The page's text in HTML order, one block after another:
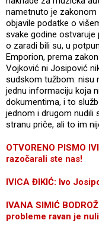
nametnuto je zakonom
objavile podatke o
svake godine
o zaradi bili su, u
Emporion, prema
Vojković ni Josipović
sudskom tužbom: nisu
jednu informaciju koja
dokumentima, i to
jednom i drugom nudili
stranu priče, ali to im
OTVORENO PISMO
razočarali ste nas!
IVICA ĐIKIĆ: Ivo
IVANA SIMIĆ
probleme ravan je nuli